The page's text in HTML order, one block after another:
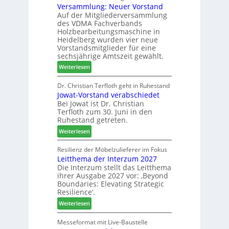
z
a
h
l
e
n
t
b
e
i
P
r
o
u
k
t
s
u
c
e
H
f
o
r
d
e
r
t
N
a
c
h
b
e
s
e
r
u
n
g
e
n
Versammlung: Neuer Vorstand
Auf der Mitgliederversammlung
des VDMA Fachverbands
Holzbearbeitungsmaschine in
Heidelberg wurden vier neue
Vorstandsmitglieder für eine
sechsjährige Amtszeit gewählt.
Weiterlesen:
V
e
r
s
a
m
m
l
u
n
g
:
N
e
u
e
r
Dr. Christian Terfloth geht in Ruhestand
Jowat-Vorstand verabschiedet
Bei Jowat ist Dr. Christian
Terfloth zum 30. Juni in den
Ruhestand getreten.
Weiterlesen:
J
o
w
a
t
-
V
o
r
s
Resilienz der Möbelzulieferer im Fokus
Leitthema der Interzum 2027
Die Interzum stellt das Leitthema
ihrer Ausgabe 2027 vor: ‚Beyond
Boundaries: Elevating Strategic
Resilience‘.
Weiterlesen:
L
e
Messeformat mit Live-Baustelle